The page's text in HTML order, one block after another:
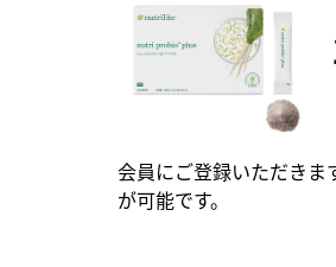
会員にご登録いただきま
が可能です。